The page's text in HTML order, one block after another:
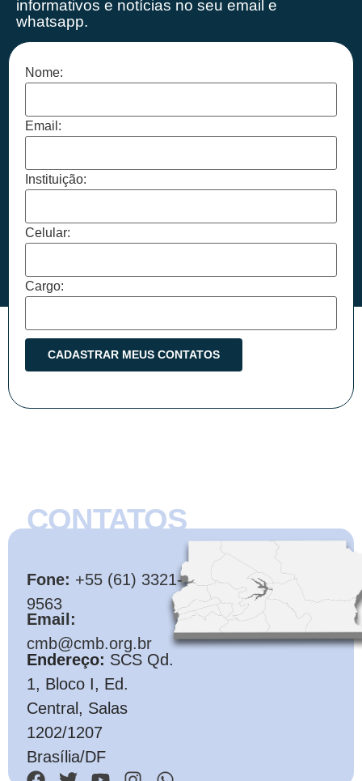
informativos e notícias no seu email e
whatsapp.
Nome:
Email:
Instituição:
Celular:
Cargo:
CONTATOS
Fone: +55 (61) 3321-
9563
Email:
cmb@cmb.org.br
Endereço: SCS Qd.
1, Bloco I, Ed.
Central, Salas
1202/1207
Brasília/DF